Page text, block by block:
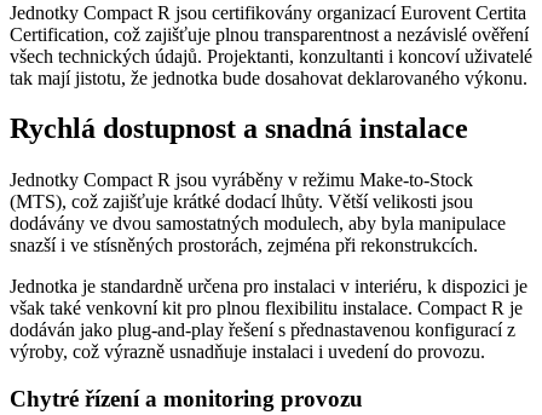
Jednotky Compact R jsou certifikovány organizací Eurovent Certita
Certification, což zajišťuje plnou transparentnost a nezávislé ověření
všech technických údajů. Projektanti, konzultanti i koncoví uživatelé
tak mají jistotu, že jednotka bude dosahovat deklarovaného výkonu.
Rychlá dostupnost a snadná instalace
Jednotky Compact R jsou vyráběny v režimu Make-to-Stock
(MTS), což zajišťuje krátké dodací lhůty. Větší velikosti jsou
dodávány ve dvou samostatných modulech, aby byla manipulace
snazší i ve stísněných prostorách, zejména při rekonstrukcích.
Jednotka je standardně určena pro instalaci v interiéru, k dispozici je
však také venkovní kit pro plnou flexibilitu instalace. Compact R je
dodáván jako plug-and-play řešení s přednastavenou konfigurací z
výroby, což výrazně usnadňuje instalaci i uvedení do provozu.
Chytré řízení a monitoring provozu